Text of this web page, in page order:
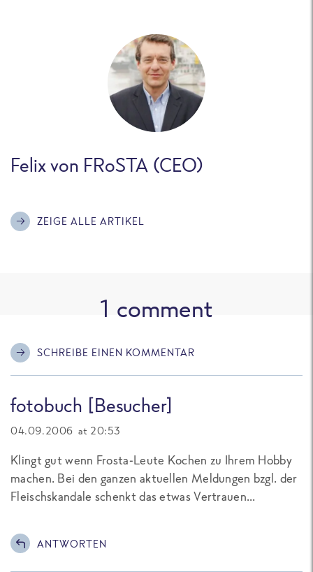
Felix von FRoSTA (CEO)
ZEIGE ALLE ARTIKEL
1 comment
SCHREIBE EINEN KOMMENTAR
fotobuch [Besucher]
04.09.2006 at 20:53
Klingt gut wenn Frosta-Leute Kochen zu Ihrem Hobby
machen. Bei den ganzen aktuellen Meldungen bzgl. der
Fleischskandale schenkt das etwas Vertrauen...
ANTWORTEN